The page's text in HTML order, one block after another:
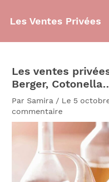
Les Ventes Privées
Les ventes
Berger,
Par Samira / Le 5
commentaire